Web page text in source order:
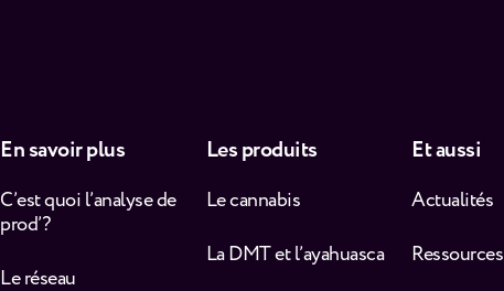
En savoir plus
C’est quoi l’analyse de
prod’ ?
Le réseau
Les produits
Le cannabis
La DMT et l’ayahuasca
Et aussi
Actualités
Ressources